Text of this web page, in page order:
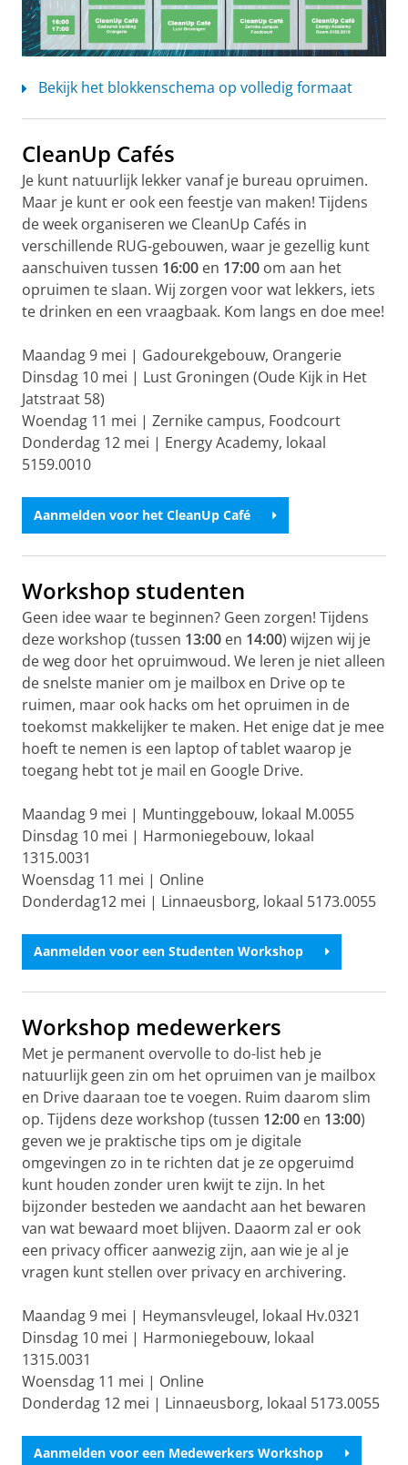
Bekijk het blokkenschema op volledig formaat
CleanUp Cafés
Je kunt natuurlijk lekker vanaf je bureau opruimen.
Maar je kunt er ook een feestje van maken! Tijdens
de week organiseren we CleanUp Cafés in
verschillende RUG-gebouwen, waar je gezellig kunt
aanschuiven tussen 16:00 en 17:00 om aan het
opruimen te slaan. Wij zorgen voor wat lekkers, iets
te drinken en een vraagbaak. Kom langs en doe mee!
Maandag 9 mei | Gadourekgebouw, Orangerie
Dinsdag 10 mei | Lust Groningen (Oude Kijk in Het
Jatstraat 58)
Woendag 11 mei | Zernike campus, Foodcourt
Donderdag 12 mei | Energy Academy, lokaal
5159.0010
Aanmelden voor het CleanUp Café
Workshop studenten
Geen idee waar te beginnen? Geen zorgen! Tijdens
deze workshop (tussen 13:00 en 14:00) wijzen wij je
de weg door het opruimwoud. We leren je niet alleen
de snelste manier om je mailbox en Drive op te
ruimen, maar ook hacks om het opruimen in de
toekomst makkelijker te maken. Het enige dat je mee
hoeft te nemen is een laptop of tablet waarop je
toegang hebt tot je mail en Google Drive.
Maandag 9 mei | Muntinggebouw, lokaal M.0055
Dinsdag 10 mei | Harmoniegebouw, lokaal
1315.0031
Woensdag 11 mei | Online
Donderdag12 mei | Linnaeusborg, lokaal 5173.0055
Aanmelden voor een Studenten Workshop
Workshop medewerkers
Met je permanent overvolle to do-list heb je
natuurlijk geen zin om het opruimen van je mailbox
en Drive daaraan toe te voegen. Ruim daarom slim
op. Tijdens deze workshop (tussen 12:00 en 13:00)
geven we je praktische tips om je digitale
omgevingen zo in te richten dat je ze opgeruimd
kunt houden zonder uren kwijt te zijn. In het
bijzonder besteden we aandacht aan het bewaren
van wat bewaard moet blijven. Daaorm zal er ook
een privacy officer aanwezig zijn, aan wie je al je
vragen kunt stellen over privacy en archivering.
Maandag 9 mei | Heymansvleugel, lokaal Hv.0321
Dinsdag 10 mei | Harmoniegebouw, lokaal
1315.0031
Woensdag 11 mei | Online
Donderdag 12 mei | Linnaeusborg, lokaal 5173.0055
Aanmelden voor een Medewerkers Workshop